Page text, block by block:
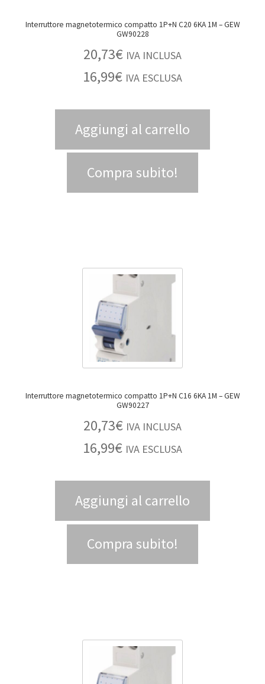
Interruttore magnetotermico compatto 1P+N C20 6KA 1M – GEW
GW90228
20,73€ IVA INCLUSA
16,99€ IVA ESCLUSA
Aggiungi al carrello
Compra subito!
Interruttore magnetotermico compatto 1P+N C16 6KA 1M – GEW
GW90227
20,73€ IVA INCLUSA
16,99€ IVA ESCLUSA
Aggiungi al carrello
Compra subito!